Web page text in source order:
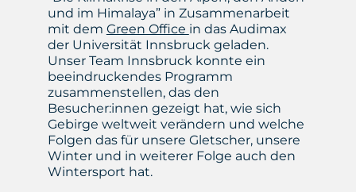
und im Himalaya” in Zusammenarbeit
mit dem Green Office in das Audimax
der Universität Innsbruck geladen.
Unser Team Innsbruck konnte ein
beeindruckendes Programm
zusammenstellen, das den
Besucher:innen gezeigt hat, wie sich
Gebirge weltweit verändern und welche
Folgen das für unsere Gletscher, unsere
Winter und in weiterer Folge auch den
Wintersport hat.